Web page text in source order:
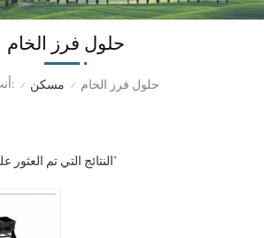
حلول فرز الخام
أنت في: / مسكن / حلول فرز الخام
1 النتائج التي تم العثور عليها ل "حلول فرز الخام"